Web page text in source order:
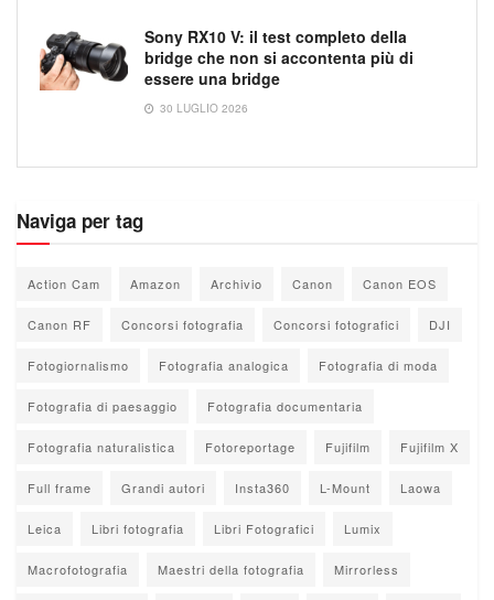
Sony RX10 V: il test completo della
bridge che non si accontenta più di
essere una bridge
30 LUGLIO 2026
Naviga per tag
Action Cam Amazon Archivio Canon Canon EOS
Canon RF Concorsi fotografia Concorsi fotografici DJI
Fotogiornalismo Fotografia analogica Fotografia di moda
Fotografia di paesaggio Fotografia documentaria
Fotografia naturalistica Fotoreportage Fujifilm Fujifilm X
Full frame Grandi autori Insta360 L-Mount Laowa
Leica Libri fotografia Libri Fotografici Lumix
Macrofotografia Maestri della fotografia Mirrorless